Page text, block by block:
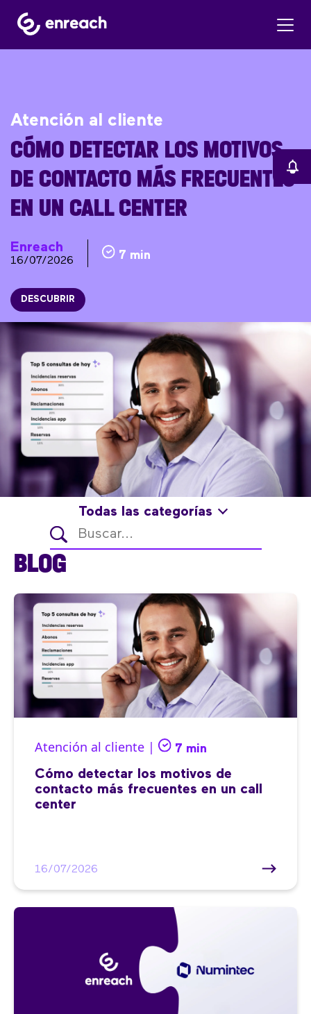
Atención al cliente
CÓMO DETECTAR LOS MOTIVOS
DE CONTACTO MÁS FRECUENTES
EN UN CALL CENTER
Enreach
16/07/2026 7 min
DESCUBRIR
Todas las categorías
BLOG
Atención al cliente | 7 min
Cómo detectar los motivos de
contacto más frecuentes en un call
center
16/07/2026